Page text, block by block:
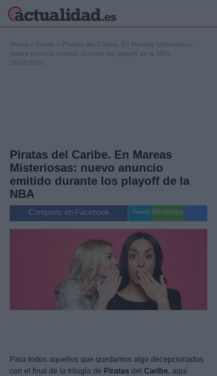
Internacional
Viajes
Gente
Home » Gente » Piratas del Caribe. En Mareas Misteriosas:
nuevo anuncio emitido durante los playoff de la NBA
15/05/2020
Piratas del Caribe. En Mareas
Misteriosas: nuevo anuncio
emitido durante los playoff de la
NBA
Compartir en Facebook Tweet WhatsApp
Para todos aquellos que quedamos algo decepcionados
con el final de la trilogía de Piratas del Caribe, aquí